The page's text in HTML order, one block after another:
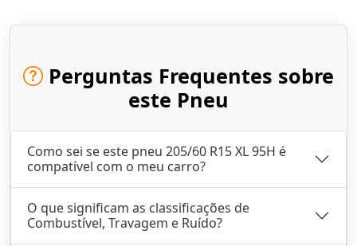
Perguntas Frequentes sobre
este Pneu
Como sei se este pneu 205/60 R15 XL 95H é
compatível com o meu carro?
O que significam as classificações de
Combustível, Travagem e Ruído?